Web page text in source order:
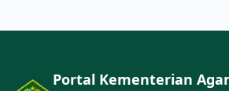
Portal Kementerian